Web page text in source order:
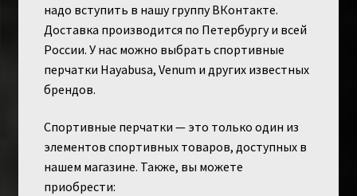
надо вступить в нашу группу ВКонтакте.
Доставка производится по Петербургу и всей
России. У нас можно выбрать спортивные
перчатки Hayabusa, Venum и других известных
брендов.
Спортивные перчатки — это только один из
элементов спортивных товаров, доступных в
нашем магазине. Также, вы можете
приобрести: